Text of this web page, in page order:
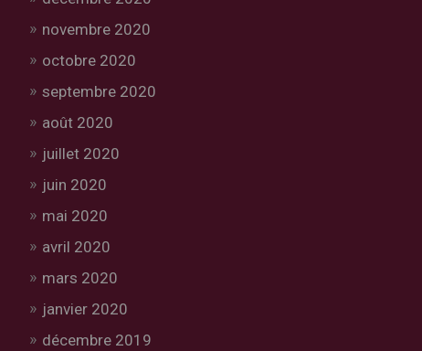
novembre 2020
octobre 2020
septembre 2020
août 2020
juillet 2020
juin 2020
mai 2020
avril 2020
mars 2020
janvier 2020
décembre 2019